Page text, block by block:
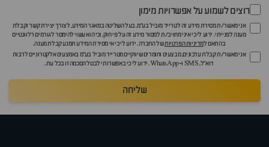
רוצים לשמוע על אפשרויות מימון
אני מאשר/ת מסירת מידע זה לטרייד מוביל בע"מ, בעל השליטה במאגר המידע, לצורך יצירת קשר וקבלת
מענה לפנייתי. ידוע לי כי איני מחויב/ת למסור מידע זה על פי חוק, וכי הוא עשוי להימסר לגורמים רלוונטיים
בהתאם למדיניות הפרטיותשל החברה. ידוע לי כי אי מסירת המידע תמנע קבלת מענה.
אני מאשר/ת קבלת עדכונים, מבצעים וחומרים שיווקיים מטרייד מוביל בע"מ באמצעים אלקטרוניים לרבות
דוא״ל, SMS ו-WhatsApp. ידוע לי כי באפשרותי לבטל הסכמה זו בכל עת.
שליחה